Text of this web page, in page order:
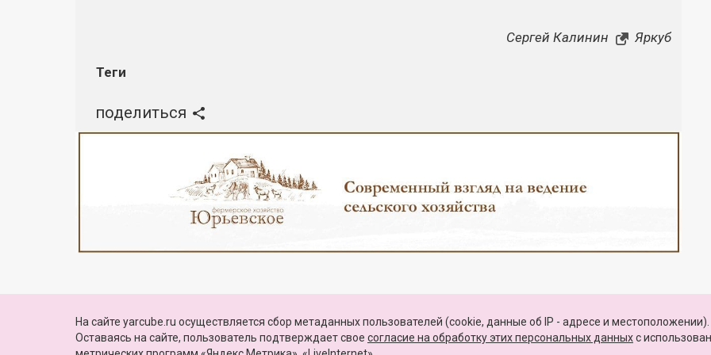
Сергей Калинин Яркуб
Теги
поделиться
© 2010—2026, Яркуб
Свидетельство о регистрации СМИ:
Эл №ФС77-60775 от 25 февраля 2015 г.
выдано Роскомнадзором
КОНТАКТЫ ПАРТНЕРЫ КАРТА САЙТА
На сайте yarcube.ru осуществляется сбор метаданных пользователей (cookie, данные об IP - адресе и местоположении).
Оставаясь на сайте, пользователь подтверждает свое согласие на обработку этих персональных данныхc